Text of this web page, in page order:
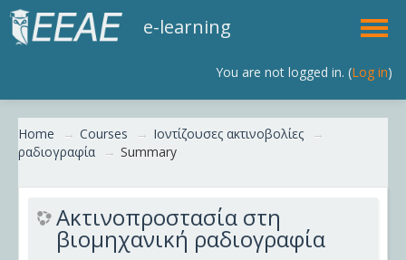
e-learning
You are not logged in. (Log in)
English (en)
Home → Courses → Ιοντίζουσες ακτινοβολίες
→
ραδιογραφία
→ Summary
Ακτινοπροστασία στη
βιομηχανική ραδιογραφία